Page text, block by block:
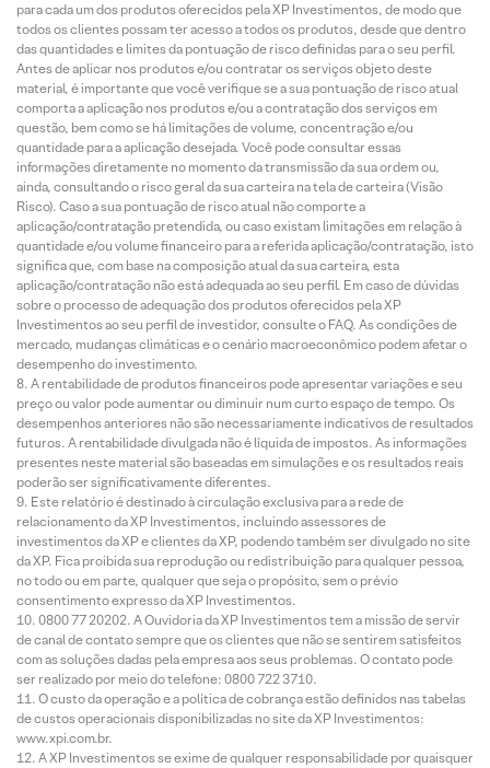
para cada um dos produtos oferecidos pela XP Investimentos, de modo que
todos os clientes possam ter acesso a todos os produtos, desde que dentro
das quantidades e limites da pontuação de risco definidas para o seu perfil.
Antes de aplicar nos produtos e/ou contratar os serviços objeto deste
material, é importante que você verifique se a sua pontuação de risco atual
comporta a aplicação nos produtos e/ou a contratação dos serviços em
questão, bem como se há limitações de volume, concentração e/ou
quantidade para a aplicação desejada. Você pode consultar essas
informações diretamente no momento da transmissão da sua ordem ou,
ainda, consultando o risco geral da sua carteira na tela de carteira (Visão
Risco). Caso a sua pontuação de risco atual não comporte a
aplicação/contratação pretendida, ou caso existam limitações em relação à
quantidade e/ou volume financeiro para a referida aplicação/contratação, isto
significa que, com base na composição atual da sua carteira, esta
aplicação/contratação não está adequada ao seu perfil. Em caso de dúvidas
sobre o processo de adequação dos produtos oferecidos pela XP
Investimentos ao seu perfil de investidor, consulte o FAQ. As condições de
mercado, mudanças climáticas e o cenário macroeconômico podem afetar o
desempenho do investimento.
A rentabilidade de produtos financeiros pode apresentar variações e seu
preço ou valor pode aumentar ou diminuir num curto espaço de tempo. Os
desempenhos anteriores não são necessariamente indicativos de resultados
futuros. A rentabilidade divulgada não é líquida de impostos. As informações
presentes neste material são baseadas em simulações e os resultados reais
poderão ser significativamente diferentes.
Este relatório é destinado à circulação exclusiva para a rede de
relacionamento da XP Investimentos, incluindo assessores de
investimentos da XP e clientes da XP, podendo também ser divulgado no site
da XP. Fica proibida sua reprodução ou redistribuição para qualquer pessoa,
no todo ou em parte, qualquer que seja o propósito, sem o prévio
consentimento expresso da XP Investimentos.
0800 77 20202. A Ouvidoria da XP Investimentos tem a missão de servir
de canal de contato sempre que os clientes que não se sentirem satisfeitos
com as soluções dadas pela empresa aos seus problemas. O contato pode
ser realizado por meio do telefone: 0800 722 3710.
O custo da operação e a política de cobrança estão definidos nas tabelas
de custos operacionais disponibilizadas no site da XP Investimentos:
www.xpi.com.br.
A XP Investimentos se exime de qualquer responsabilidade por quaisquer